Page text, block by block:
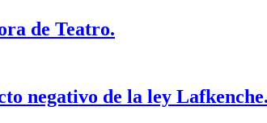
de Teatro.
negativo de la ley Lafkenche.